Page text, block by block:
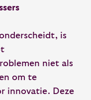
is
niet als
om te
innovatie. Deze